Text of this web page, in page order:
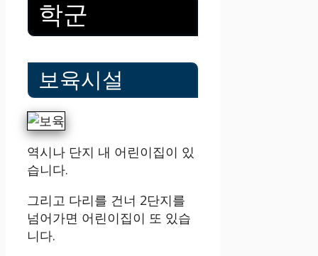
학군
보육시설
역시나 단지 내 어린이집이 있
습니다.
그리고 다리를 건너 2단지를
넘어가면 어린이집이 또 있습
니다.